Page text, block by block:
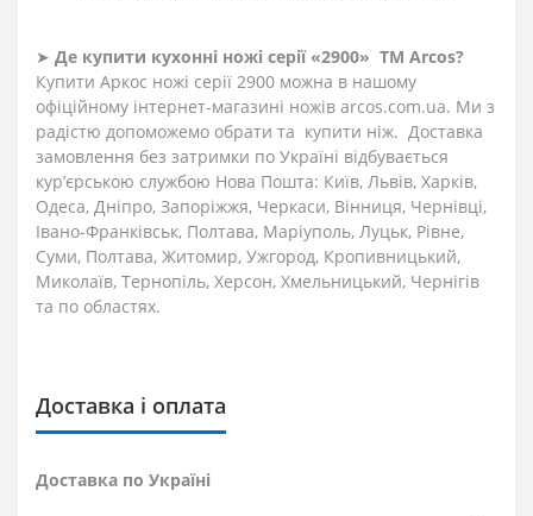
➤ Де купити кухонні ножі серії «2900» ТМ Arcos?
Купити Аркос ножі серії 2900 можна в нашому
офіційному інтернет-магазині ножів arcos.com.ua. Ми з
радістю допоможемо обрати та купити ніж. Доставка
замовлення без затримки по Україні відбувається
кур’єрською службою Нова Пошта: Київ, Львів, Харків,
Одеса, Дніпро, Запоріжжя, Черкаси, Вінниця, Чернівці,
Івано-Франківськ, Полтава, Маріуполь, Луцьк, Рівне,
Суми, Полтава, Житомир, Ужгород, Кропивницький,
Миколаїв, Тернопіль, Херсон, Хмельницький, Чернігів
та по областях.
Доставка і оплата
Доставка по Україні